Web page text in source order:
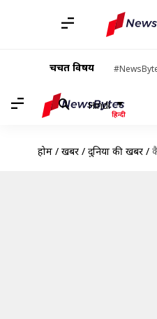
चर्चित विषय
Hindi
होम / खबरें / दुनिया की खबरें /